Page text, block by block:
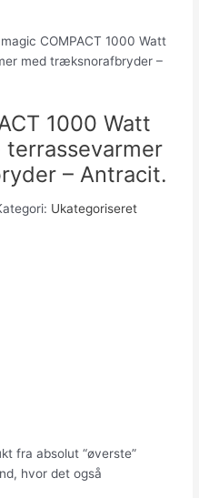
COMPACT 1000 Watt
med træksnorafbryder –
1000 Watt
– Antracit.
Ukategoriseret
fra absolut “øverste”
hvor det også